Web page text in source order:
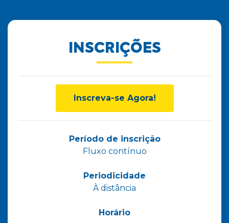
INSCRIÇÕES
Inscreva-se Agora!
Período de inscrição
Fluxo contínuo
Periodicidade
À distância
Horário